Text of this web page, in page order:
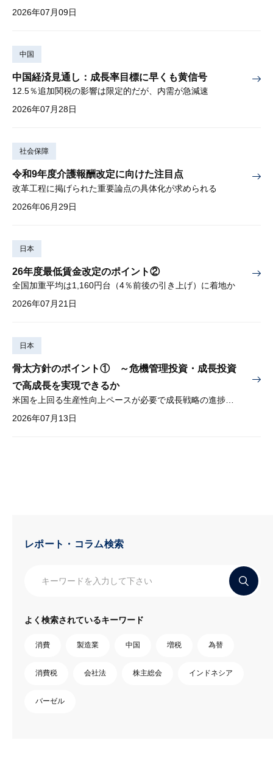
2026年07月09日
中国
中国経済見通し：成長率目標に早くも黄信号
12.5％追加関税の影響は限定的だが、内需が急減速
2026年07月28日
社会保障
令和9年度介護報酬改定に向けた注目点
改革工程に掲げられた重要論点の具体化が求められる
2026年06月29日
日本
26年度最低賃金改定のポイント②
全国加重平均は1,160円台（4％前後の引き上げ）に着地か
2026年07月21日
日本
骨太方針のポイント① ～危機管理投資・成長投資
で高成長を実現できるか
2026年07月13日
レポート・コラム検索
よく検索されているキーワード
消費 製造業 中国 増税 為替
消費税 会社法 株主総会 インドネシア
バーゼル